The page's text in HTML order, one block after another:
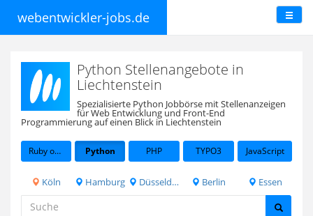
webentwickler-jobs.de
Python Stellenangebote in
Liechtenstein
Spezialisierte Python Jobbörse mit Stellenanzeigen
für Web Entwicklung und Front-End
Programmierung auf einen Blick in Liechtenstein
Ruby on Rails Python PHP TYPO3 JavaScript
Köln Hamburg Düsseldorf Berlin Essen